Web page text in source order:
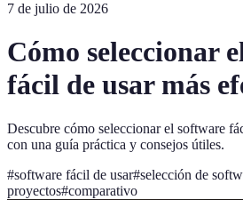
7 de julio de 2026
Cómo seleccionar
fácil de usar más
Descubre cómo seleccionar el software
con una guía práctica y consejos útiles.
#software fácil de usar#selección de
proyectos#comparativo